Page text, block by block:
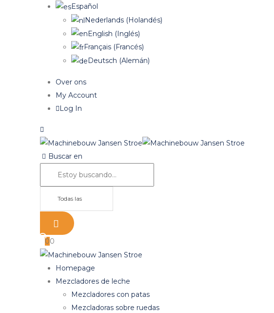
Español
Nederlands (Holandés)
English (Inglés)
Français (Francés)
Deutsch (Alemán)
Over ons
My Account
Log In
Buscar en
Todas las
00
Homepage
Mezcladores de leche
Mezcladores con patas
Mezcladoras sobre ruedas